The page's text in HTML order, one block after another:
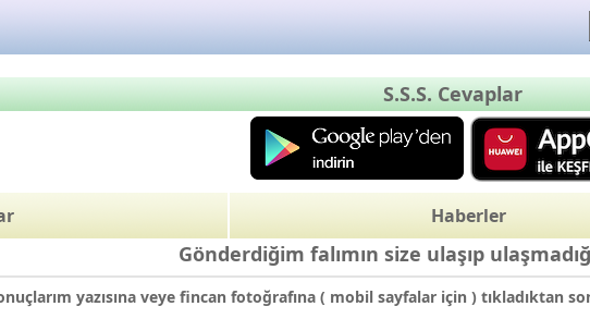
S.S.S. Cevaplar
Haberler
Gönderdiğim falımın size ulaşıp
yazısına veye fincan fotoğrafına ( mobil sayfalar için ) tıkladıktan